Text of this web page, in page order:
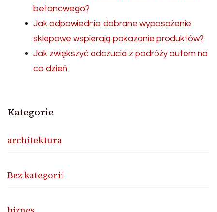
betonowego?
Jak odpowiednio dobrane wyposażenie
sklepowe wspierają pokazanie produktów?
Jak zwiększyć odczucia z podróży autem na
co dzień
Kategorie
architektura
Bez kategorii